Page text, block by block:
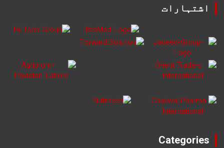
اشتہارات
Categories